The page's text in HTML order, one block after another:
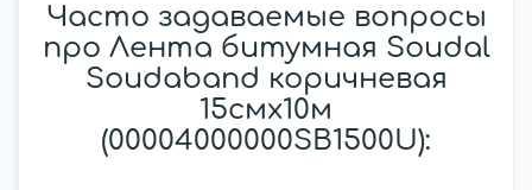
Часто задаваемые вопросы
про Лента битумная Soudal
Soudaband коричневая
15смx10м
(00004000000SB1500U):